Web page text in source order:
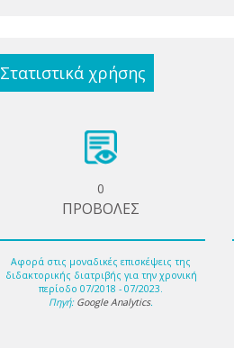
Στατιστικά χρήσης
0
ΠΡΟΒΟΛΕΣ
Αφορά στις μοναδικές επισκέψεις της
διδακτορικής διατριβής για την χρονική
περίοδο 07/2018 - 07/2023.
Πηγή: Google Analytics.